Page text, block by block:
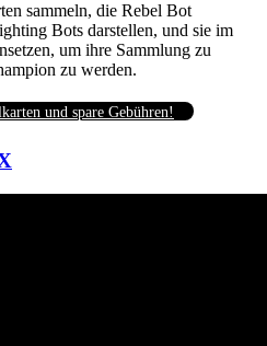
sammeln, die Rebel Bot
Bots darstellen, und sie im
um ihre Sammlung zu
zu werden.
und spare Gebühren!